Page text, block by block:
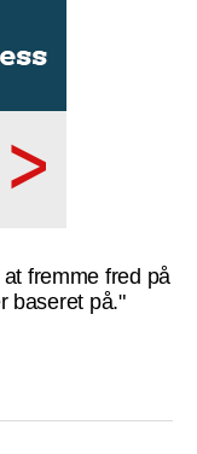
fremme fred på
baseret på."